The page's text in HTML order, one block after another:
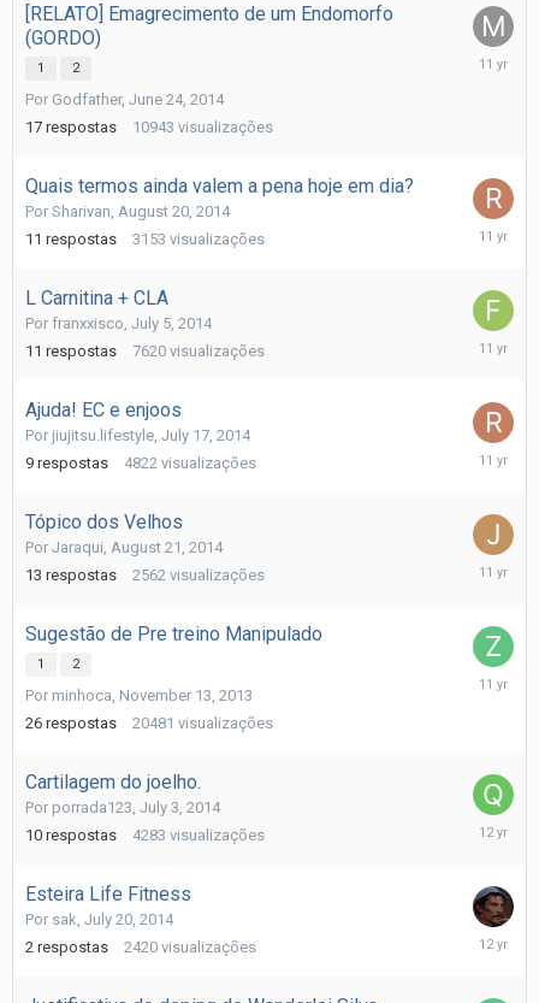
[RELATO] Emagrecimento de um Endomorfo
(GORDO)
1 2
Por Godfather, June 24, 2014
17 respostas 10943 visualizações
August
Quais termos ainda valem a pena hoje em dia?
Por Sharivan August 20, 2014
11 respostas 3153 visualizações
August
L Carnitina + CLA
Por franxxisco July 5, 2014
11 respostas 7620 visualizações
August
Ajuda! EC e enjoos
Por jiujitsu.lifestyle July 17, 2014
9 respostas 4822 visualizações
August
Tópico dos Velhos
Por Jaraqui August 21, 2014
13 respostas 2562 visualizações
August
Sugestão de Pre treino Manipulado
1 2
Por minhoca November 13, 2013
26 respostas 20481 visualizações
August
Cartilagem do joelho.
Por porrada123 July 3, 2014
10 respostas 4283 visualizações
July
Esteira Life Fitness
Por sak July 20, 2014
2 respostas 2420 visualizações
July